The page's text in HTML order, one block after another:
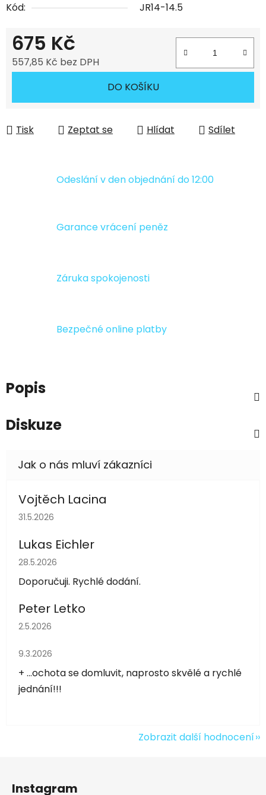
Kód:
JR14-14.5
675 Kč
557,85 Kč bez DPH
DO KOŠÍKU
Tisk Zeptat se Hlídat Sdílet
Odeslání v den objednání do 12:00
Garance vrácení peněz
Záruka spokojenosti
Bezpečné online platby
Popis
Diskuze
Vojtěch Lacina
Hodnocení obchodu je 5 z 5 hvězdiček.
31.5.2026
Lukas Eichler
Hodnocení obchodu je 5 z 5 hvězdiček.
28.5.2026
Doporučuji. Rychlé dodání.
Peter Letko
Hodnocení obchodu je 5 z 5 hvězdiček.
2.5.2026
Hodnocení obchodu je 5 z 5 hvězdiček.
9.3.2026
+ ...ochota se domluvit, naprosto skvělé a rychlé
jednání!!!
Zobrazit další hodnocení
Instagram